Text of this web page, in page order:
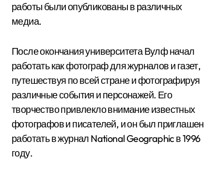
работы были опубликованы в различных
медиа.
После окончания университета Вулф начал
работать как фотограф для журналов и газет,
путешествуя по всей стране и фотографируя
различные события и персонажей. Его
творчество привлекло внимание известных
фотографов и писателей, и он был приглашен
работать в журнал National Geographic в 1996
году.